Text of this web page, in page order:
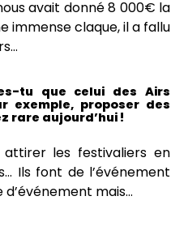
avait donné 8 000€ la
immense claque, il a fallu
tu que celui des Airs
exemple, proposer des
rare aujourd’hui !
les festivaliers en
Ils font de l’événement
mais…